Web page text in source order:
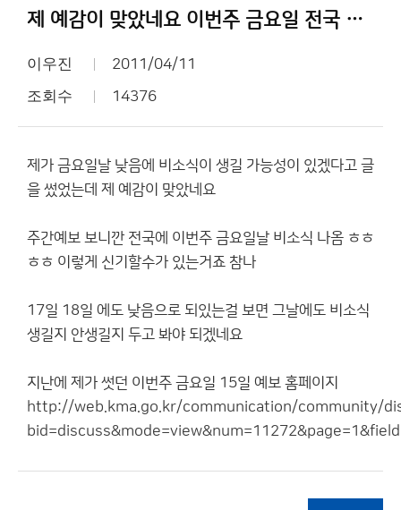
제 예감이 맞았네요 이번주 금요일 전국 비소식 ㅎㅎ
이우진 2011/04/11
조회수 14376
제가 금요일날 낮음에 비소식이 생길 가능성이 있겠다고 글
을 썼었는데 제 예감이 맞았네요
주간예보 보니깐 전국에 이번주 금요일날 비소식 나옴 ㅎㅎ
ㅎㅎ 이렇게 신기할수가 있는거죠 참나
17일 18일 에도 낮음으로 되있는걸 보면 그날에도 비소식
생길지 안생길지 두고 봐야 되겠네요
지난에 제가 썻던 이번주 금요일 15일 예보 홈페이지
http://web.kma.go.kr/communication/community/